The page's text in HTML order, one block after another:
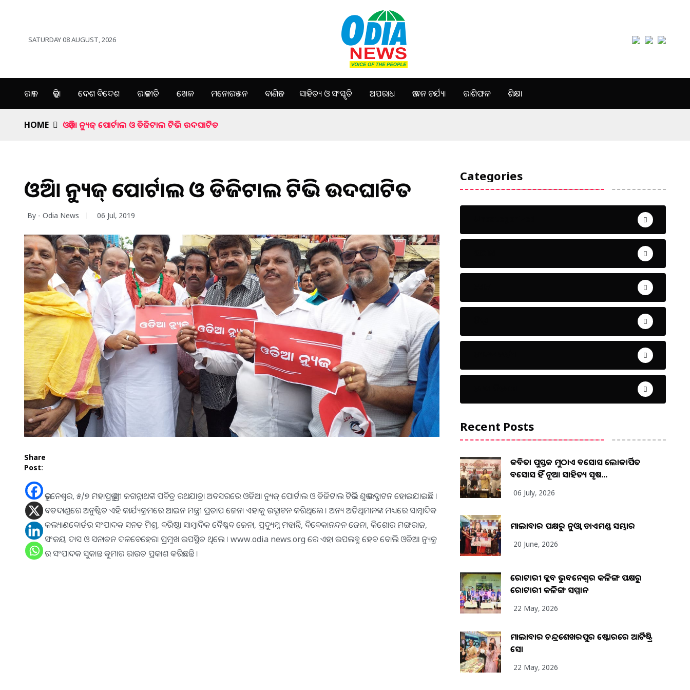
SATURDAY 08 AUGUST, 2026
ରାଜ୍ୟ ଜିଲ୍ଲା ଦେଶ ବିଦେଶ ରାଜନୀତି ଖେଳ ମନୋରଞ୍ଜନ ବାଣିଜ୍ୟ ସାହିତ୍ୟ ଓ ସଂସ୍କୃତି ଅପରାଧ ଜୀବନ ଚର୍ଯ୍ୟା ରାଶିଫଳ ଶିକ୍ଷା
HOME ଓଡ଼ିଆ ନ୍ୟୁଜ୍ ପୋର୍ଟାଲ ଓ ଡିଜିଟାଲ ଟିଭି ଉଦଘାଟିତ
ଓଡ଼ିଆ ନ୍ୟୁଜ୍ ପୋର୍ଟାଲ ଓ ଡିଜିଟାଲ ଟିଭି ଉଦଘାଟିତ
By - Odia News 06 Jul, 2019
Share
Post:
ଭୁବନେଶ୍ୱର, ୫/୭ ମହାପ୍ରଭୁ ଶ୍ରୀ ଜଗନ୍ନାଥଙ୍କ ପବିତ୍ର ରଥଯାତ୍ରା ଅବସରରେ ଓଡିଆ ନ୍ୟୁଜ୍ ପୋର୍ଟାଲ ଓ ଡିଜିଟାଲ ଟିଭିର ଶୁଭ ଉଦ୍ଘାଟନ ହୋଇଯାଇଛି ।
ବଡଦାଣ୍ଡରେ ଅନୁଷ୍ଠିତ ଏହି କାର୍ଯ୍ୟକ୍ରମରେ ଆଇନ ମନ୍ତ୍ରୀ ପ୍ରତାପ ଜେନା ଏହାକୁ ଉଦ୍ଘାଟନ କରିଥିଲେ । ଅନ୍ୟ ଅତିଥିମାନଙ୍କ ମଧ୍ୟରେ ସାମ୍ବାଦିକ
କଲ୍ୟାଣବୋର୍ଡର ସଂପାଦକ ସନତ ମିଶ୍ର, ବରିଷ୍ଠା ସାମ୍ବାଦିକ ବୈଷ୍ଣବ ଜେନା, ପ୍ରଦ୍ୟୁମ୍ନ ମହାନ୍ତି, ବିବେକାନନ୍ଦନ ଜେନା, କିଶୋର ମଙ୍ଗରାଜ,
ସଂଜୟ ଦାସ ଓ ସନାତନ ଦଳବେହେରା ପ୍ରମୁଖ ଉପସ୍ଥିତ ଥିଲେ । www.odia news.org ରେ ଏହା ଉପଲବ୍ଧ ହେବ ବୋଲି ଓଡିଆ ନ୍ୟୁଜ୍ର
ର ସଂପାଦକ ସୁକାନ୍ତ କୁମାର ରାଉତ ପ୍ରକାଶ କରିଛନ୍ତି ।
Categories
Recent Posts
କବିତା ପୁସ୍ତକ ମୁଠାଏ ଅବସୋସ ଲୋକାର୍ପିତ
ଅବସୋସ ହିଁ ନୂଆ ସାହିତ୍ୟ ସୃଷ...
06 July, 2026
ମାଲାବାର ପକ୍ଷରୁ ନୁଓ୍ବା ଡାଏମଣ୍ଡ ସମ୍ଭାର
20 June, 2026
ରୋଟାରୀ କ୍ଲବ ଭୁବନେଶ୍ୱର କଳିଙ୍ଗ ପକ୍ଷରୁ
ରୋଟାରୀ କଳିଙ୍ଗ ସମ୍ମାନ
22 May, 2026
ମାଲାବାର ଚନ୍ଦ୍ରଶେଖରପୁର ଷ୍ଟୋରରେ ଆର୍ଟିଷ୍ଟ୍ରି
ସୋ
22 May, 2026